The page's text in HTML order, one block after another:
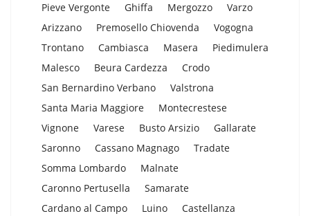
Pieve Vergonte
Ghiffa Mergozzo
Varzo
Arizzano
Premosello Chiovenda
Vogogna
Trontano
Cambiasca Masera
Piedimulera
Malesco
Beura Cardezza
Crodo
San Bernardino Verbano
Valstrona
Santa Maria Maggiore
Montecrestese
Vignone
Varese Busto Arsizio
Gallarate
Saronno
Cassano Magnago
Tradate
Somma Lombardo
Malnate
Caronno Pertusella
Samarate
Cardano al Campo
Luino
Castellanza